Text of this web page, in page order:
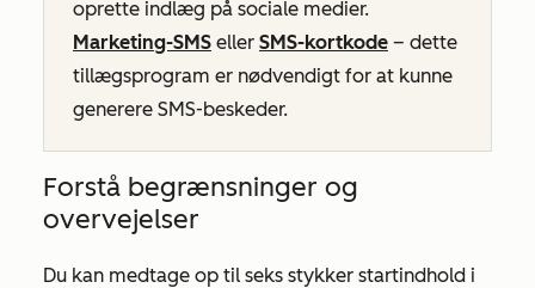
oprette indlæg på sociale medier.
Marketing-SMS eller SMS-kortkode – dette
tillægsprogram er nødvendigt for at kunne
generere SMS-beskeder.
Forstå begrænsninger og
overvejelser
Du kan medtage op til seks stykker startindhold i